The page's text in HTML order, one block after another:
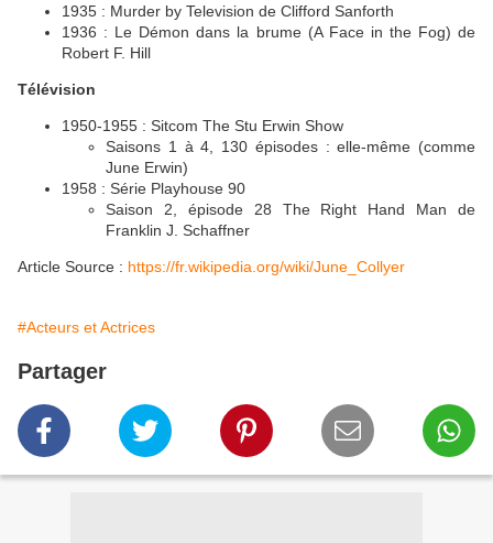
1935 : Murder by Television de Clifford Sanforth
1936 : Le Démon dans la brume (A Face in the Fog) de
Robert F. Hill
Télévision
1950-1955 : Sitcom The Stu Erwin Show
Saisons 1 à 4, 130 épisodes : elle-même (comme
June Erwin)
1958 : Série Playhouse 90
Saison 2, épisode 28 The Right Hand Man de
Franklin J. Schaffner
Article Source : https://fr.wikipedia.org/wiki/June_Collyer
#Acteurs et Actrices
Partager